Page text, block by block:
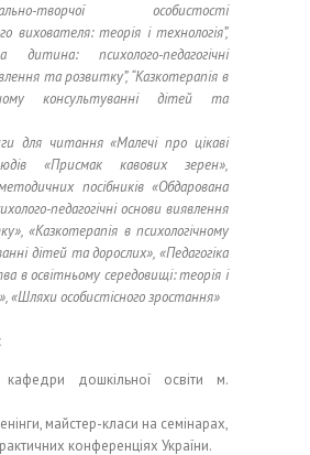
творчої особистості
вихователя: теорія і технологія”,
дитина: психолого-педагогічні
та розвитку”, “Казкотерапія в
консультуванні дітей та
для читання «Малечі про цікаві
«Присмак кавових зерен»,
посібників «Обдарована
педагогічні основи виявлення
«Казкотерапія в психологічному
дітей та дорослих», «Педагогіка
в освітньому середовищі: теорія і
«Шляхи особистісного зростання»
кафедри дошкільної освіти м.
майстер-класи на семінарах,
конференціях України.